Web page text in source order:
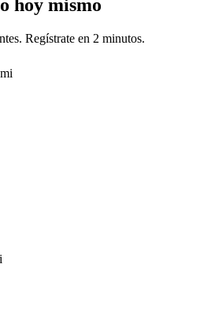
hoy mismo
Regístrate en 2 minutos.